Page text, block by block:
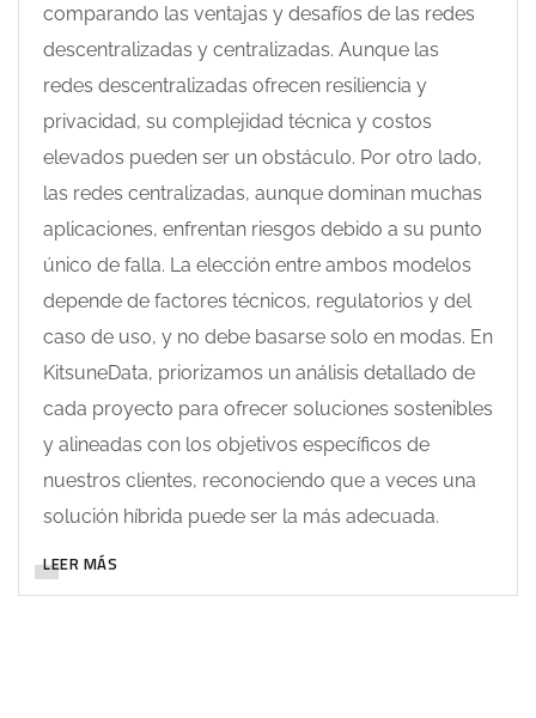
comparando las ventajas y desafíos de las redes
descentralizadas y centralizadas. Aunque las
redes descentralizadas ofrecen resiliencia y
privacidad, su complejidad técnica y costos
elevados pueden ser un obstáculo. Por otro lado,
las redes centralizadas, aunque dominan muchas
aplicaciones, enfrentan riesgos debido a su punto
único de falla. La elección entre ambos modelos
depende de factores técnicos, regulatorios y del
caso de uso, y no debe basarse solo en modas. En
KitsuneData, priorizamos un análisis detallado de
cada proyecto para ofrecer soluciones sostenibles
y alineadas con los objetivos específicos de
nuestros clientes, reconociendo que a veces una
solución híbrida puede ser la más adecuada.
LEER MÁS